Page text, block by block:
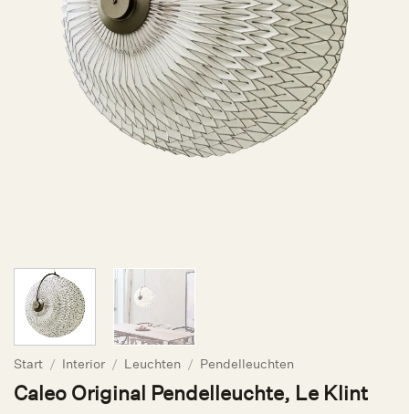
Start / Interior / Leuchten / Pendelleuchten
Caleo Original Pendelleuchte, Le Klint